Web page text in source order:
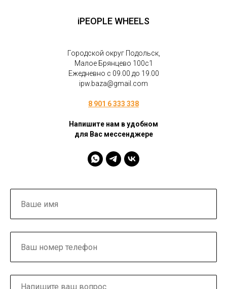
iPEOPLE WHEELS
Городской округ Подольск,
Малое Брянцево 100с1
Ежедневно с 09.00 до 19.00
ipw.baza@gmail.com
8 901 6 333 338
Напишите нам в удобном
для Вас мессенджере